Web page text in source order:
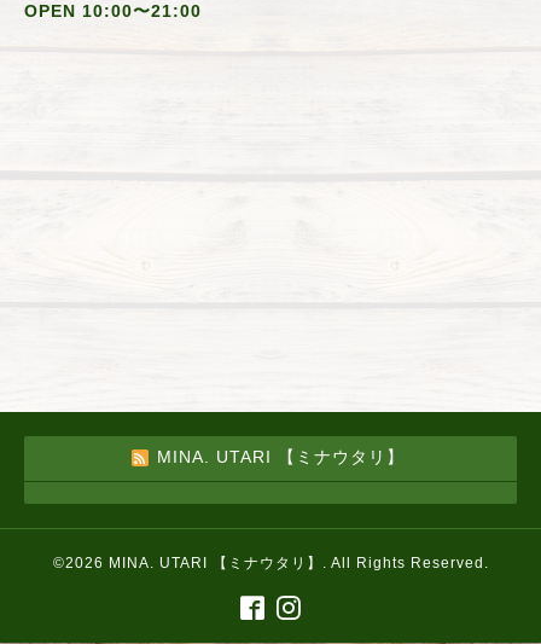
OPEN 10:00〜21:00
MINA. UTARI 【ミナウタリ】
©2026 MINA. UTARI 【ミナウタリ】 . All Rights Reserved.